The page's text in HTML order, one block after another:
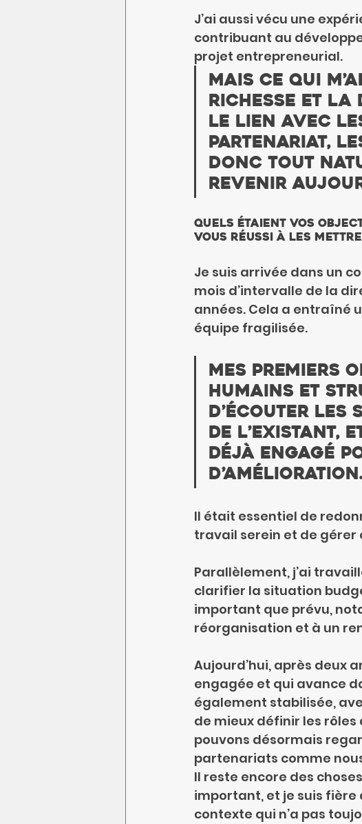
J’ai aussi vécu une
contribuant au
projet entrepreneurial.
Mais ce qui
richesse et la
le lien avec
partenariat,
donc tout
revenir
Quels étaient vos
vous réussi à les mettre
Je suis arrivée dans un
mois d’intervalle de la
années. Cela a entraîné
équipe fragilisée.
Mes premiers
humains et
d’écouter les
de l’existant,
déjà engagé
Il était essentiel de
travail serein et de
Parallèlement, j’ai
clarifier la situation
important que prévu,
réorganisation et à un
Aujourd’hui, après deux
engagée et qui avance
également stabilisée,
de mieux définir les
pouvons désormais
partenariats comme
Il reste encore des
important, et je suis
contexte qui n’a pas